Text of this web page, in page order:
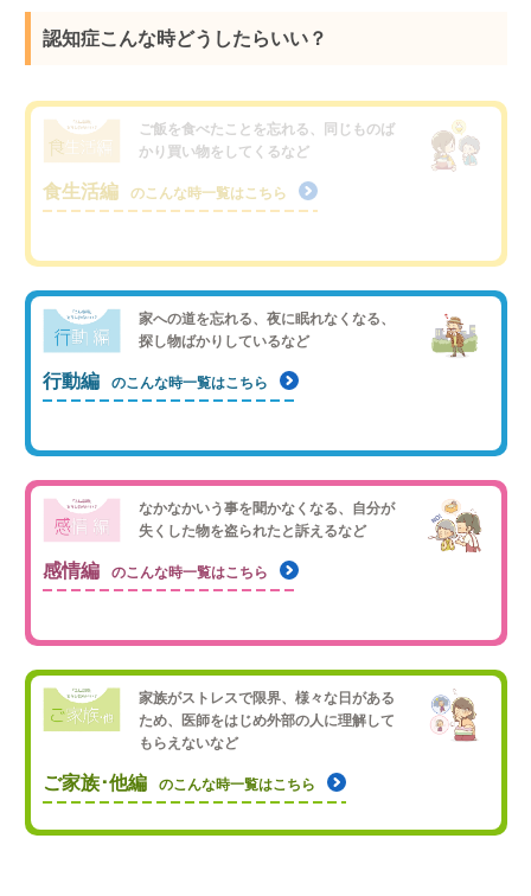
認知症こんな時どうしたらいい？
ご飯を食べたことを忘れる、同じものば
かり買い物をしてくるなど
食生活編 のこんな時一覧はこちら
家への道を忘れる、夜に眠れなくなる、
探し物ばかりしているなど
行動編 のこんな時一覧はこちら
なかなかいう事を聞かなくなる、自分が
失くした物を盗られたと訴えるなど
感情編 のこんな時一覧はこちら
家族がストレスで限界、様々な日がある
ため、医師をはじめ外部の人に理解して
もらえないなど
ご家族･他編 のこんな時一覧はこちら